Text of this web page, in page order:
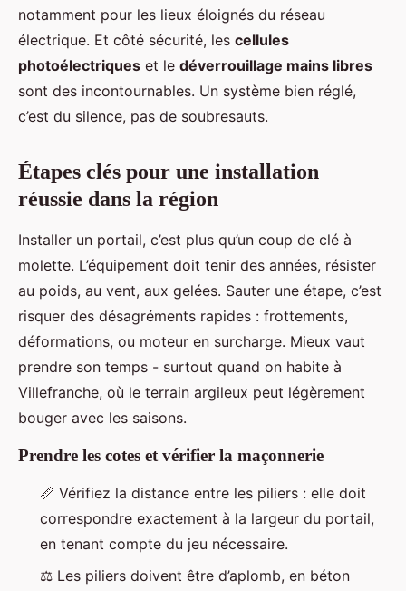
notamment pour les lieux éloignés du réseau
électrique. Et côté sécurité, les cellules
photoélectriques et le déverrouillage mains libres
sont des incontournables. Un système bien réglé,
c’est du silence, pas de soubresauts.
Étapes clés pour une installation
réussie dans la région
Installer un portail, c’est plus qu’un coup de clé à
molette. L’équipement doit tenir des années, résister
au poids, au vent, aux gelées. Sauter une étape, c’est
risquer des désagréments rapides : frottements,
déformations, ou moteur en surcharge. Mieux vaut
prendre son temps - surtout quand on habite à
Villefranche, où le terrain argileux peut légèrement
bouger avec les saisons.
Prendre les cotes et vérifier la maçonnerie
📏 Vérifiez la distance entre les piliers : elle doit
correspondre exactement à la largeur du portail,
en tenant compte du jeu nécessaire.
⚖️ Les piliers doivent être d’aplomb, en béton